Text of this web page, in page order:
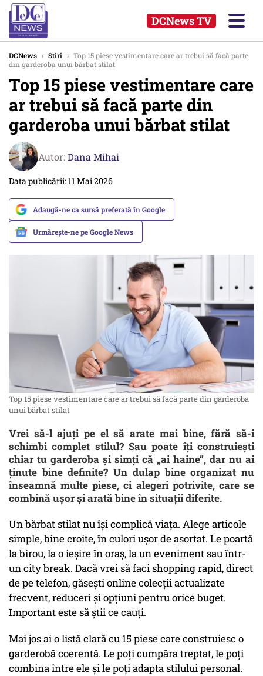
DCNews TV
DCNews › Stiri › Top 15 piese vestimentare care ar trebui să facă parte
din garderoba unui bărbat stilat
Top 15 piese vestimentare care
ar trebui să facă parte din
garderoba unui bărbat stilat
Autor:Dana Mihai
Data publicării: 11 Mai 2026
Adaugă-ne ca sursă preferată în Google
Urmărește-ne pe Google News
Top 15 piese vestimentare care ar trebui să facă parte din garderoba
unui bărbat stilat
Vrei să-l ajuți pe el să arate mai bine, fără să-i
schimbi complet stilul? Sau poate îți construiești
chiar tu garderoba și simți că „ai haine”, dar nu ai
ținute bine definite? Un dulap bine organizat nu
înseamnă multe piese, ci alegeri potrivite, care se
combină ușor și arată bine în situații diferite.
Un bărbat stilat nu își complică viața. Alege articole
simple, bine croite, în culori ușor de asortat. Le poartă
la birou, la o ieșire în oraș, la un eveniment sau într-
un city break. Dacă vrei să faci shopping rapid, direct
de pe telefon, găsești online colecții actualizate
frecvent, reduceri și opțiuni pentru orice buget.
Important este să știi ce cauți.
Mai jos ai o listă clară cu 15 piese care construiesc o
garderobă coerentă. Le poți cumpăra treptat, le poți
combina între ele și le poți adapta stilului personal.